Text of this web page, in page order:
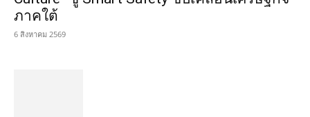
ภาคใต้
6 สิงหาคม 2569